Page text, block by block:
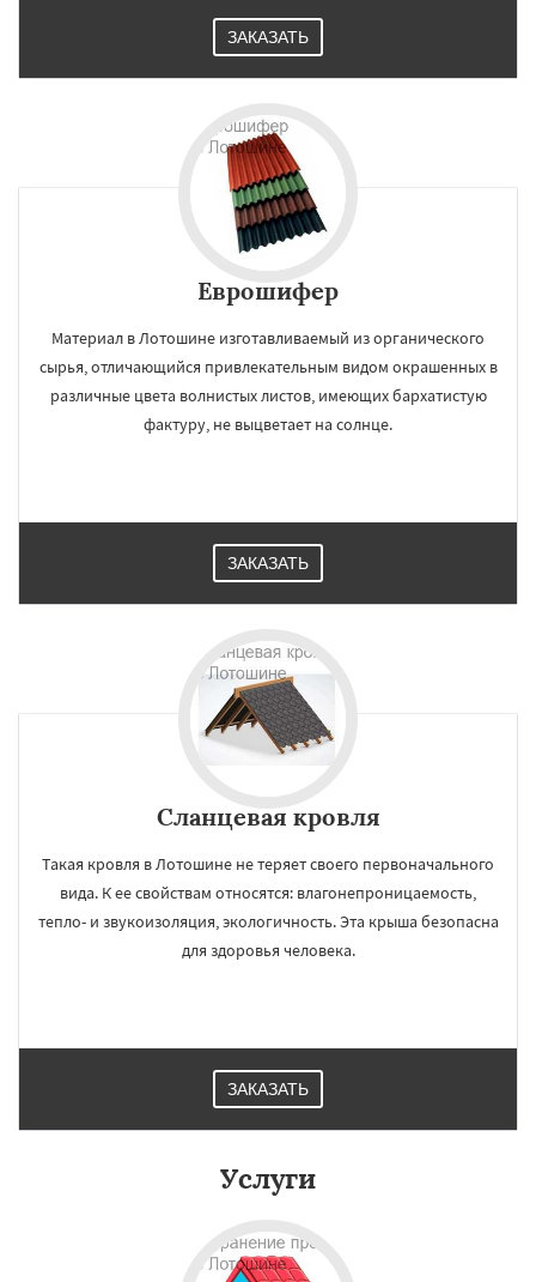
ЗАКАЗАТЬ
Еврошифер
Материал в Лотошине изготавливаемый из органического
сырья, отличающийся привлекательным видом окрашенных в
различные цвета волнистых листов, имеющих бархатистую
фактуру, не выцветает на солнце.
ЗАКАЗАТЬ
Сланцевая кровля
Такая кровля в Лотошине не теряет своего первоначального
вида. К ее свойствам относятся: влагонепроницаемость,
тепло- и звукоизоляция, экологичность. Эта крыша безопасна
для здоровья человека.
ЗАКАЗАТЬ
Услуги